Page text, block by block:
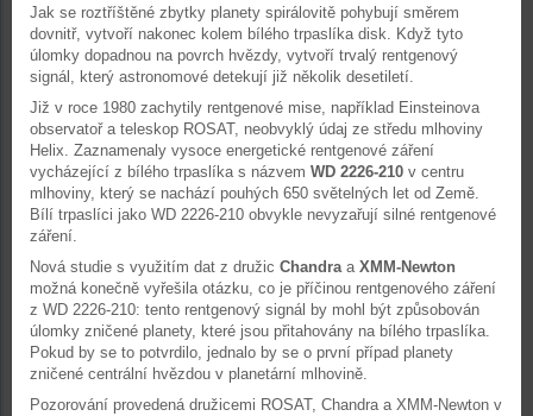
Jak se roztříštěné zbytky planety spirálovitě pohybují směrem
dovnitř, vytvoří nakonec kolem bílého trpaslíka disk. Když tyto
úlomky dopadnou na povrch hvězdy, vytvoří trvalý rentgenový
signál, který astronomové detekují již několik desetiletí.
Již v roce 1980 zachytily rentgenové mise, například Einsteinova
observatoř a teleskop ROSAT, neobvyklý údaj ze středu mlhoviny
Helix. Zaznamenaly vysoce energetické rentgenové záření
vycházející z bílého trpaslíka s názvem WD 2226-210 v centru
mlhoviny, který se nachází pouhých 650 světelných let od Země.
Bílí trpaslíci jako WD 2226-210 obvykle nevyzařují silné rentgenové
záření.
Nová studie s využitím dat z družic Chandra a XMM-Newton
možná konečně vyřešila otázku, co je příčinou rentgenového záření
z WD 2226-210: tento rentgenový signál by mohl být způsobován
úlomky zničené planety, které jsou přitahovány na bílého trpaslíka.
Pokud by se to potvrdilo, jednalo by se o první případ planety
zničené centrální hvězdou v planetární mlhovině.
Pozorování provedená družicemi ROSAT, Chandra a XMM-Newton v